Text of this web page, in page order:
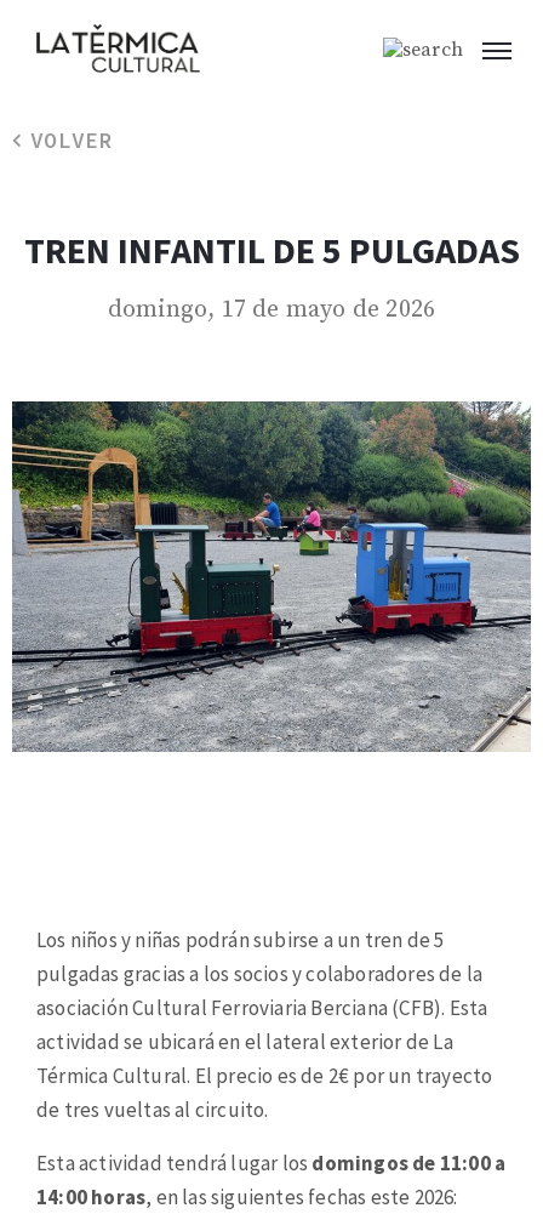
VOLVER
TREN INFANTIL DE 5 PULGADAS
domingo, 17 de mayo de 2026
Los niños y niñas podrán subirse a un tren de 5
pulgadas gracias a los socios y colaboradores de la
asociación Cultural Ferroviaria Berciana (CFB). Esta
actividad se ubicará en el lateral exterior de La
Térmica Cultural. El precio es de 2€ por un trayecto
de tres vueltas al circuito.
Esta actividad tendrá lugar los domingos de 11:00 a
14:00 horas, en las siguientes fechas este 2026: